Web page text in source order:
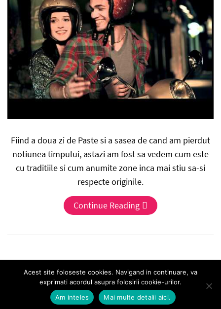
Fiind a doua zi de Paste si a sasea de cand am pierdut
notiunea timpului, astazi am fost sa vedem cum este
cu traditiile si cum anumite zone inca mai stiu sa-si
respecte originile.
Continue Reading
Acest site foloseste cookies. Navigand in continuare, va
exprimati acordul asupra folosirii cookie-urilor.
Am inteles
Mai multe detalii aici.